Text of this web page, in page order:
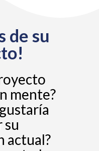
de su
mente?
su
actual?